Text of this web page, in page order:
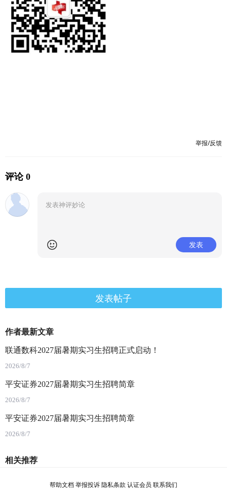
举报/反馈
评论 0
发表
发表帖子
作者最新文章
联通数科2027届暑期实习生招聘正式启动！
2026/8/7
平安证券2027届暑期实习生招聘简章
2026/8/7
平安证券2027届暑期实习生招聘简章
2026/8/7
相关推荐
帮助文档举报投诉隐私条款 认证会员 联系我们